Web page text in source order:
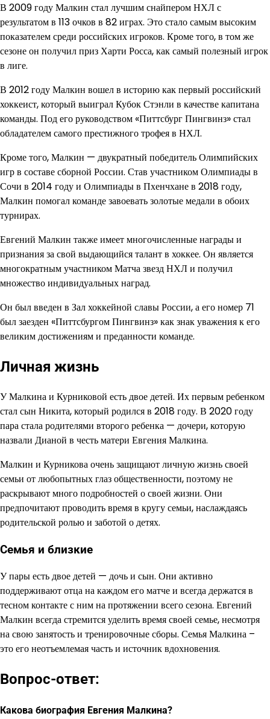
В 2009 году Малкин стал лучшим снайпером НХЛ с
результатом в 113 очков в 82 играх. Это стало самым высоким
показателем среди российских игроков. Кроме того, в том же
сезоне он получил приз Харти Росса, как самый полезный игрок
в лиге.
В 2012 году Малкин вошел в историю как первый российский
хоккеист, который выиграл Кубок Стэнли в качестве капитана
команды. Под его руководством «Питтсбург Пингвинз» стал
обладателем самого престижного трофея в НХЛ.
Кроме того, Малкин — двукратный победитель Олимпийских
игр в составе сборной России. Став участником Олимпиады в
Сочи в 2014 году и Олимпиады в Пхенчхане в 2018 году,
Малкин помогал команде завоевать золотые медали в обоих
турнирах.
Евгений Малкин также имеет многочисленные награды и
признания за свой выдающийся талант в хоккее. Он является
многократным участником Матча звезд НХЛ и получил
множество индивидуальных наград.
Он был введен в Зал хоккейной славы России, а его номер 71
был заезден «Питтсбургом Пингвинз» как знак уважения к его
великим достижениям и преданности команде.
Личная жизнь
У Малкина и Курниковой есть двое детей. Их первым ребенком
стал сын Никита, который родился в 2018 году. В 2020 году
пара стала родителями второго ребенка — дочери, которую
назвали Дианой в честь матери Евгения Малкина.
Малкин и Курникова очень защищают личную жизнь своей
семьи от любопытных глаз общественности, поэтому не
раскрывают много подробностей о своей жизни. Они
предпочитают проводить время в кругу семьи, наслаждаясь
родительской ролью и заботой о детях.
Семья и близкие
У пары есть двое детей — дочь и сын. Они активно
поддерживают отца на каждом его матче и всегда держатся в
тесном контакте с ним на протяжении всего сезона. Евгений
Малкин всегда стремится уделить время своей семье, несмотря
на свою занятость и тренировочные сборы. Семья Малкина –
это его неотъемлемая часть и источник вдохновения.
Вопрос-ответ:
Какова биография Евгения Малкина?